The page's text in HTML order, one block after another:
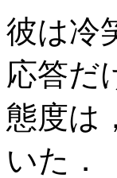
彼は冷
応答だ
態度は
いた．